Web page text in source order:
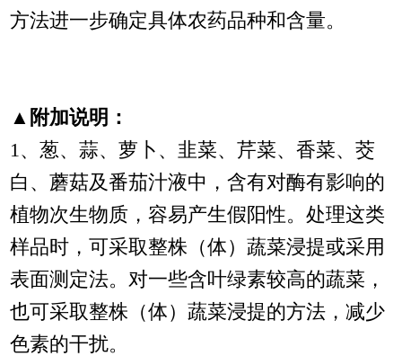
方法进一步确定具体农药品种和含量。
▲附加说明：
1、葱、蒜、萝卜、韭菜、芹菜、香菜、茭
白、蘑菇及番茄汁液中，含有对酶有影响的
植物次生物质，容易产生假阳性。处理这类
样品时，可采取整株（体）蔬菜浸提或采用
表面测定法。对一些含叶绿素较高的蔬菜，
也可采取整株（体）蔬菜浸提的方法，减少
色素的干扰。